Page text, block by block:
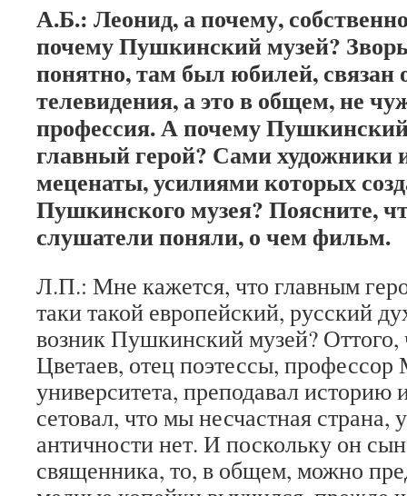
А.Б.: Леонид, а почему,
почему Пушкинский музей?
понятно, там был юбилей, связан
телевидения, а это в общем, не
профессия. А почему
главный герой? Сами художники
меценаты, усилиями которых
Пушкинского музея? Поясните,
слушатели поняли, о чем фильм.
Л.П.: Мне кажется, что главным
таки такой европейский, русский
возник Пушкинский музей?
Цветаев, отец поэтессы, профессор
университета, преподавал историю
сетовал, что мы несчастная страна,
античности нет. И поскольку он
священника, то, в общем, можно